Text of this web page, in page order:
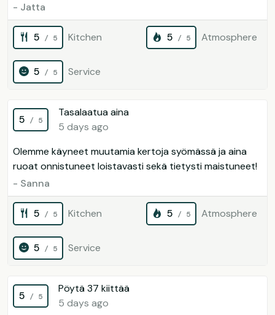
- Jatta
5 / 5 Kitchen 5 / 5 Atmosphere
5 / 5 Service
5 / 5
Tasalaatua aina
5 days ago
Olemme käyneet muutamia kertoja syömässä ja aina
ruoat onnistuneet loistavasti sekä tietysti maistuneet!
- Sanna
5 / 5 Kitchen 5 / 5 Atmosphere
5 / 5 Service
5 / 5
Pöytä 37 kiittää
5 days ago